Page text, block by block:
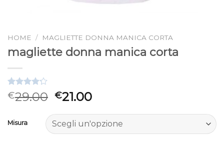
HOME / MAGLIETTE DONNA MANICA CORTA
magliette donna manica corta
Valutato
4.17su 5
6
recensioni
€29.00 €21.00
Misura